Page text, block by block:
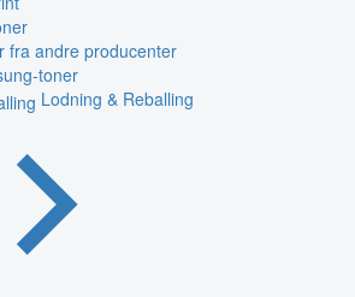
fra andre producenter
toner
Lodning & Reballing